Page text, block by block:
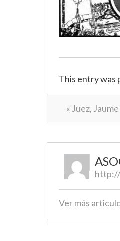
This entry was
« Juez, Jaume
Ver más